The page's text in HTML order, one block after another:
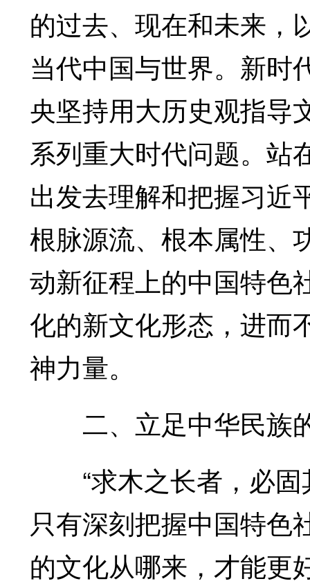
的过去、现在和未来，
当代中国与世界。新时
央坚持用大历史观指导
系列重大时代问题。站
出发去理解和把握习近
根脉源流、根本属性、
动新征程上的中国特色
化的新文化形态，进而
神力量。
二、立足中华民族
“求木之长者，必固
只有深刻把握中国特色
的文化从哪来，才能更